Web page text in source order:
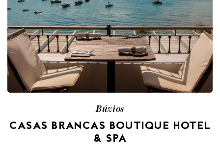
Búzios
CASAS BRANCAS BOUTIQUE HOTEL
& SPA